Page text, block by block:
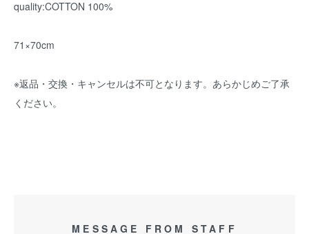
quality:COTTON 100%
71×70cm
※返品・交換・キャンセルは不可となります。あらかじめご了承
ください。
MESSAGE FROM STAFF